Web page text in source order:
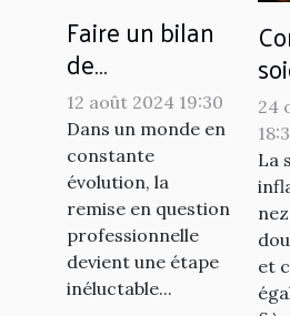
Faire un bilan
de
compétences
à distance :
processus et
avantages
12 août 2024 19:30
Dans un monde en
constante
évolution, la
remise en question
professionnelle
devient une étape
inéluctable...
24
La
et